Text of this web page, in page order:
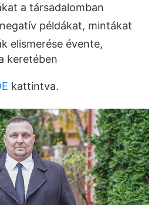
a társadalomban
példákat, mintákat
elismerése évente,
keretében
kattintva.